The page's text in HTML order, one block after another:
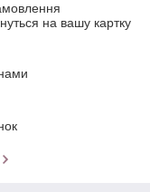
на вашу картку